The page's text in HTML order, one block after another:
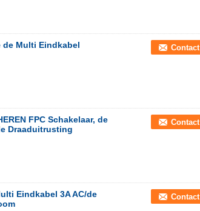
de Multi Eindkabel
Contact
FPC Schakelaar, de
Draaduitrusting
Contact
Eindkabel 3A AC/de
Contact